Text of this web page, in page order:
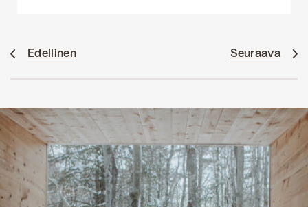
Edellinen Seuraava